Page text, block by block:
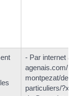
- Par internet
agenais.com/
montpezat/
particuliers/